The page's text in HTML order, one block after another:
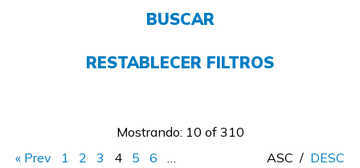
CONECTARSE
COMIENZA YA
BUSCAR
RESTABLECER FILTROS
Mostrando: 10 of 310
« Prev
1 2 3 4 5 6
…
ASC / DESC